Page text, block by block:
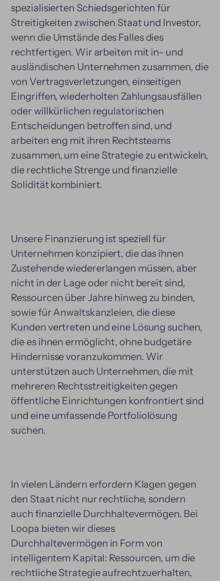
spezialisierten Schiedsgerichten für
Streitigkeiten zwischen Staat und Investor,
wenn die Umstände des Falles dies
rechtfertigen. Wir arbeiten mit in- und
ausländischen Unternehmen zusammen, die
von Vertragsverletzungen, einseitigen
Eingriffen, wiederholten Zahlungsausfällen
oder willkürlichen regulatorischen
Entscheidungen betroffen sind, und
arbeiten eng mit ihren Rechtsteams
zusammen, um eine Strategie zu entwickeln,
die rechtliche Strenge und finanzielle
Solidität kombiniert.
Unsere Finanzierung ist speziell für
Unternehmen konzipiert, die das ihnen
Zustehende wiedererlangen müssen, aber
nicht in der Lage oder nicht bereit sind,
Ressourcen über Jahre hinweg zu binden,
sowie für Anwaltskanzleien, die diese
Kunden vertreten und eine Lösung suchen,
die es ihnen ermöglicht, ohne budgetäre
Hindernisse voranzukommen. Wir
unterstützen auch Unternehmen, die mit
mehreren Rechtsstreitigkeiten gegen
öffentliche Einrichtungen konfrontiert sind
und eine umfassende Portfoliolösung
suchen.
In vielen Ländern erfordern Klagen gegen
den Staat nicht nur rechtliche, sondern
auch finanzielle Durchhaltevermögen. Bei
Loopa bieten wir dieses
Durchhaltevermögen in Form von
intelligentem Kapital: Ressourcen, um die
rechtliche Strategie aufrechtzuerhalten,